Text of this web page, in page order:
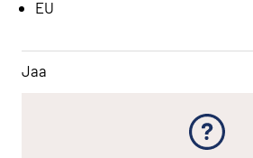
EU
Jaa